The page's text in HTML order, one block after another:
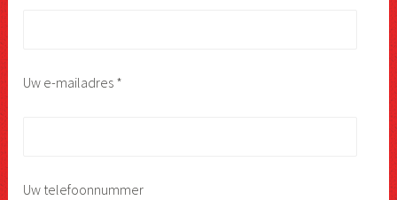
Uw e-mailadres *
Uw telefoonnummer